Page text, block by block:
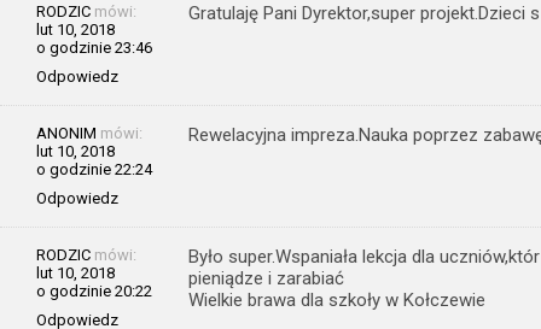
RODZIC mówi:
lut 10, 2018
o godzinie 23:46
Odpowiedz
Gratulaję Pani Dyrektor,super
ANONIM mówi:
lut 10, 2018
o godzinie 22:24
Odpowiedz
Rewelacyjna impreza.Nauka poprzez
RODZIC mówi:
lut 10, 2018
o godzinie 20:22
Odpowiedz
Było super.Wspaniała lekcja dla
pieniądze i zarabiać
Wielkie brawa dla szkoły w Kołczewie